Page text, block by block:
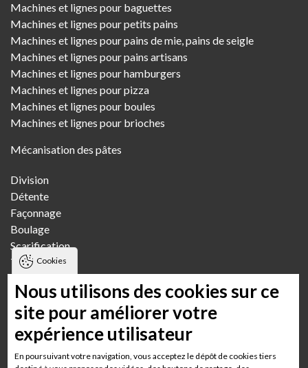
Machines et lignes pour baguettes
Machines et lignes pour petits pains
Machines et lignes pour pains de mie, pains de seigle
Machines et lignes pour pains artisans
Machines et lignes pour hamburgers
Machines et lignes pour pizza
Machines et lignes pour boules
Machines et lignes pour brioches
Mécanisation des pâtes
Division
Détente
Façonnage
Boulage
Scarification
Transfert
Pétrissage
Fournils
Boulangerie artisanale
Boulangerie artisanale multi-boutiques
Cookies
Nous utilisons des cookies sur ce
site pour améliorer votre
expérience utilisateur
En poursuivant votre navigation, vous acceptez le dépôt de cookies tiers